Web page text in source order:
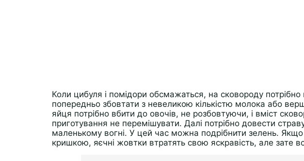
Коли цибуля і помідори обсмажаться, на сковороду
попередньо збовтати з невеликою кількістю молока або
яйця потрібно вбити до овочів, не розбовтуючи, і вміст
приготування не перемішувати. Далі потрібно довести
маленькому вогні. У цей час можна подрібнити зелень.
кришкою, яєчні жовтки втратять свою яскравість, але зате